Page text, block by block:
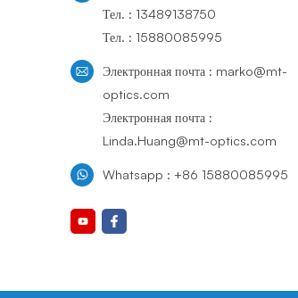
Тел. : 13489138750
Тел. : 15880085995
Электронная почта : marko@mt-
optics.com
Электронная почта :
Linda.Huang@mt-optics.com
Whatsapp : +86 15880085995